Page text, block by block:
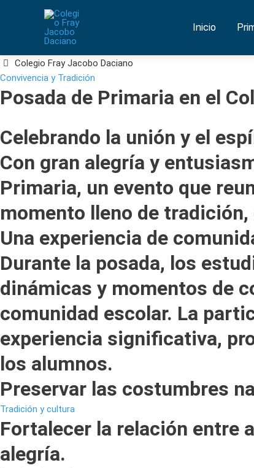
Inicio
Colegio Fray Jacobo Daciano
Convivencia y Tradición
Posada de Primaria en el
Celebrando la unión y el
Con gran alegría y
Primaria, un evento que
momento lleno de
Una experiencia de
Durante la posada, los
dinámicas y momentos de
comunidad escolar. La
experiencia significativa,
los alumnos.
Preservar las costumbres
Tradición y cultura
Fortalecer la relación entre
alegría.